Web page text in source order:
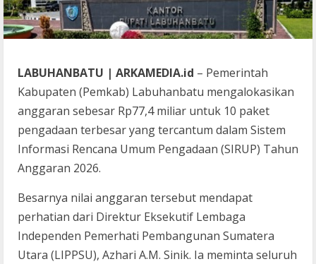
LABUHANBATU | ARKAMEDIA.id – Pemerintah
Kabupaten (Pemkab) Labuhanbatu mengalokasikan
anggaran sebesar Rp77,4 miliar untuk 10 paket
pengadaan terbesar yang tercantum dalam Sistem
Informasi Rencana Umum Pengadaan (SIRUP) Tahun
Anggaran 2026.
Besarnya nilai anggaran tersebut mendapat
perhatian dari Direktur Eksekutif Lembaga
Independen Pemerhati Pembangunan Sumatera
Utara (LIPPSU), Azhari A.M. Sinik. Ia meminta seluruh